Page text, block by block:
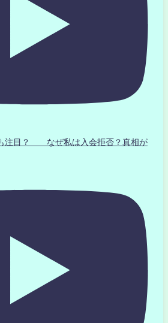
注目？ なぜ私は入会拒否？真相が